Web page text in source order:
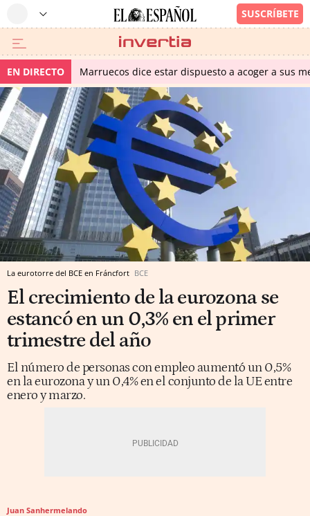
EN DIRECTO Marruecos dice estar dispuesto a acoger a sus
La eurotorre del BCE en Fráncfort BCE
El crecimiento de la eurozona se
estancó en un 0,3% en el primer
trimestre del año
El número de personas con empleo aumentó un 0,5%
en la eurozona y un 0,4% en el conjunto de la UE entre
enero y marzo.
Juan Sanhermelando